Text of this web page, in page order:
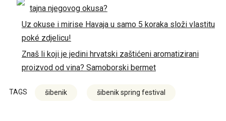
tajna njegovog okusa?
Uz okuse i mirise Havaja u samo 5 koraka složi vlastitu
poké zdjelicu!
Znaš li koji je jedini hrvatski zaštićeni aromatizirani
proizvod od vina? Samoborski bermet
TAGS šibenik šibenik spring festival